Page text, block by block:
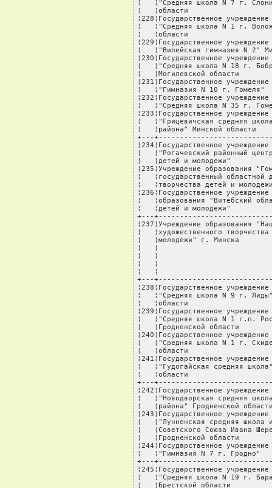
----------------------------------+--------------------------+
¦237¦Учреждение образования "Национальный центр¦Внедрение модели          ¦
¦   ¦художественного творчества детей и        ¦формирования гендерной    ¦
¦   ¦молодежи" г. Минска                       ¦культуры учащихся в       ¦
¦   ¦                                          ¦условиях учреждения       ¦
¦   ¦                                          ¦дополнительного           ¦
¦   ¦                                          ¦образования детей и       ¦
¦   ¦                                          ¦молодежи                  ¦
+---+------------------------------------------+--------------------------+
¦238¦Государственное учреждение образования    ¦Внедрение модели          ¦
¦   ¦"Средняя школа N 9 г. Лиды" Гродненской   ¦формирования социально    ¦
¦   ¦области                                   ¦ответственного поведения  ¦
¦239¦Государственное учреждение образования    ¦учащихся, предупреждения  ¦
¦   ¦"Средняя школа N 1 г.п. Россь"            ¦социальных рисков и       ¦
¦   ¦Гродненской области                       ¦деструктивной             ¦
¦240¦Государственное учреждение образования    ¦деятельности              ¦
¦   ¦"Средняя школа N 1 г. Скиделя" Гродненской¦                          ¦
¦   ¦области                                   ¦                          ¦
¦241¦Государственное учреждение образования    ¦                          ¦
¦   ¦"Гудогайская средняя школа" Гродненской   ¦                          ¦
¦   ¦области                                   ¦                          ¦
+---+------------------------------------------+--------------------------+
¦242¦Государственное учреждение образования    ¦Внедрение модели          ¦
¦   ¦"Новодворская средняя школа Свислочского  ¦системно-модульного       ¦
¦   ¦района" Гродненской области               ¦обеспечения               ¦
¦243¦Государственное учреждение образования    ¦профориентационного       ¦
¦   ¦"Лунненская средняя школа имени Героя     ¦компонента современной    ¦
¦   ¦Советского Союза Ивана Шеремета"          ¦образовательной среды     ¦
¦   ¦Гродненской области                       ¦                          ¦
¦244¦Государственное учреждение образования    ¦                          ¦
¦   ¦"Гимназия N 7 г. Гродно"                  ¦                          ¦
+---+------------------------------------------+--------------------------+
¦245¦Государственное учреждение образования    ¦Внедрение модели          ¦
¦   ¦"Средняя школа N 19 г. Барановичи"        ¦социально-образовательной ¦
¦   ¦Брестской области                         ¦среды, способствующей     ¦
¦246¦Государственное учреждение образования    ¦гражданскому и            ¦
¦   ¦"Лицей г. Лунинца" Брестской области      ¦профессиональному         ¦
¦247¦Государственное учреждение образования